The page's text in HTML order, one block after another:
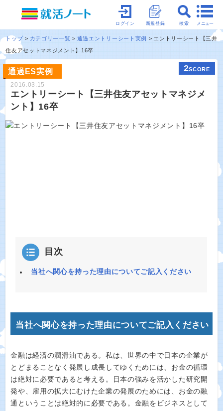
メニュー
検索
新規登録
ログイン
トップ カテゴリー一覧 通過エントリーシート実例
エントリーシート【三井
住友アセットマネジメント】16卒
通過ES実例 2SCORE
2016.03.15
エントリーシート【三井住友アセットマネジメ
ント】16卒
目次
当社へ関心を持った理由についてご記入ください
当社へ関心を持った理由についてご記入ください
金融は経済の潤滑油である。私は、世界の中で日本の企業が
とどまることなく発展し成長してゆくためには、お金の循環
は絶対に必要であると考える。日本の強みを活かした研究開
発や、雇用の拡大にむけた企業の発展のためには、お金の融
通ということは絶対的に必要である。金融をビジネスとして